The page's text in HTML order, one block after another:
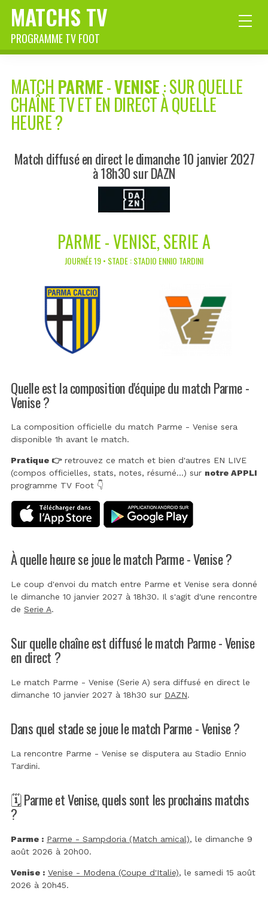
MATCHS TV
PROGRAMME TV FOOT
MATCH PARME-VENISE: SUR QUELLE
CHAÎNE TV ET EN DIRECT À QUELLE
HEURE ?
Match diffusé en direct le dimanche 10 janvier 2027
à 18h30 sur DAZN
PARME - VENISE, SERIE A
JOURNÉE 19 • STADE : STADIO ENNIO TARDINI
Quelle est la composition d'équipe du match Parme -
Venise ?
La composition officielle du match Parme - Venise sera
disponible 1h avant le match.
Pratique 👉retrouvez ce match et bien d'autres EN LIVE
(compos officielles, stats, notes, résumé...) sur notre APPLI
programme TV Foot 👇
À quelle heure se joue le match Parme - Venise ?
Le coup d'envoi du match entre Parme et Venise sera donné
le dimanche 10 janvier 2027 à 18h30. Il s'agit d'une rencontre
de Serie A.
Sur quelle chaîne est diffusé le match Parme - Venise
en direct ?
Le match Parme - Venise (Serie A) sera diffusé en direct le
dimanche 10 janvier 2027 à 18h30 sur DAZN.
Dans quel stade se joue le match Parme - Venise ?
La rencontre Parme - Venise se disputera au Stadio Ennio
Tardini.
🗓️ Parme et Venise, quels sont les prochains matchs
?
Parme : Parme - Sampdoria (Match amical), le dimanche 9
août 2026 à 20h00.
Venise : Venise - Modena (Coupe d'Italie), le samedi 15 août
2026 à 20h45.